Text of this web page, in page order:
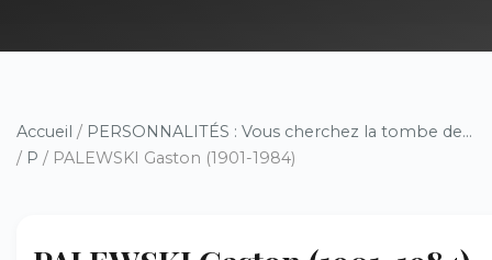
Accueil / PERSONNALITÉS : Vous cherchez la tombe de...
/ P / PALEWSKI Gaston (1901-1984)